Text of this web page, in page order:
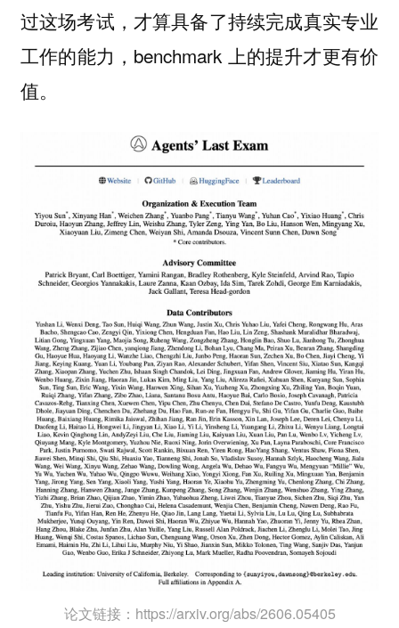
过这场考试，才算具备了持续完成真实专业
工作的能力，benchmark 上的提升才更有价
值。
论文链接：https://arxiv.org/abs/2606.05405